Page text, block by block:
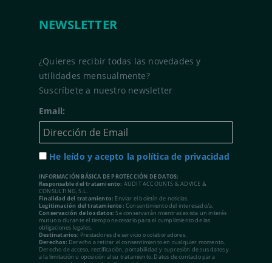
NEWSLETTER
¿Quieres recibir todas las novedades y
utilidades mensualmente?
Suscríbete a nuestro newsletter
Email:
He leído y acepto la política de privacidad
INFORMACIÓN BÁSICA DE PROTECCIÓN DE DATOS:
Responsable del tratamiento: AUDIT ACCOUNTS & ADVICE &
CONSULTING, S.L.
Finalidad del tratamiento: Enviar el boletín de noticias.
Legitimación del tratamiento: Consentimiento del interesado/a.
Conservación de los datos: Se conservarán mientras exista un interés
mutuo o durante el tiempo necesario para el cumplimiento de las
obligaciones legales.
Destinatarios: Prestadores de servicio o colaboradores.
Derechos: Derecho a retirar el consentimiento en cualquier momento.
Derecho de acceso, rectificación, portabilidad y supresión de sus datos y
a la limitación u oposición al su tratamiento. Datos de contacto para